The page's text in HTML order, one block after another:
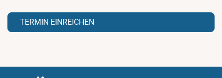
TERMIN EINREICHEN